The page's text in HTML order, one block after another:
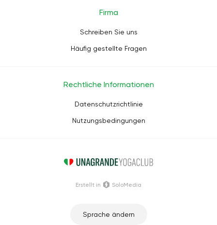
Firma
Schreiben Sie uns
Häufig gestellte Fragen
Rechtliche Informationen
Datenschutzrichtlinie
Nutzungsbedingungen
Sprache ändern
Erstellt in SoloMedia